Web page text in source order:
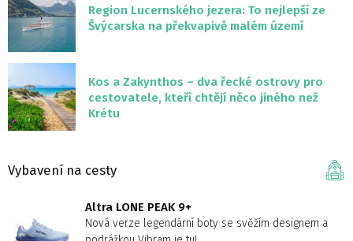
Region Lucernského jezera: To nejlepší ze
Švýcarska na překvapivě malém území
Kos a Zakynthos – dva řecké ostrovy pro
cestovatele, kteří chtějí něco jiného než
Krétu
Vybavení na cesty
Altra LONE PEAK 9+
Nová verze legendární boty se svěžím designem a